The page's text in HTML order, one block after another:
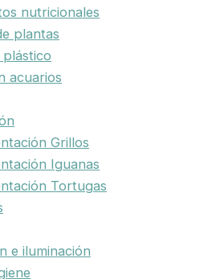
nutricionales
plantas
plástico
acuarios
Grillos
Iguanas
Tortugas
e iluminación